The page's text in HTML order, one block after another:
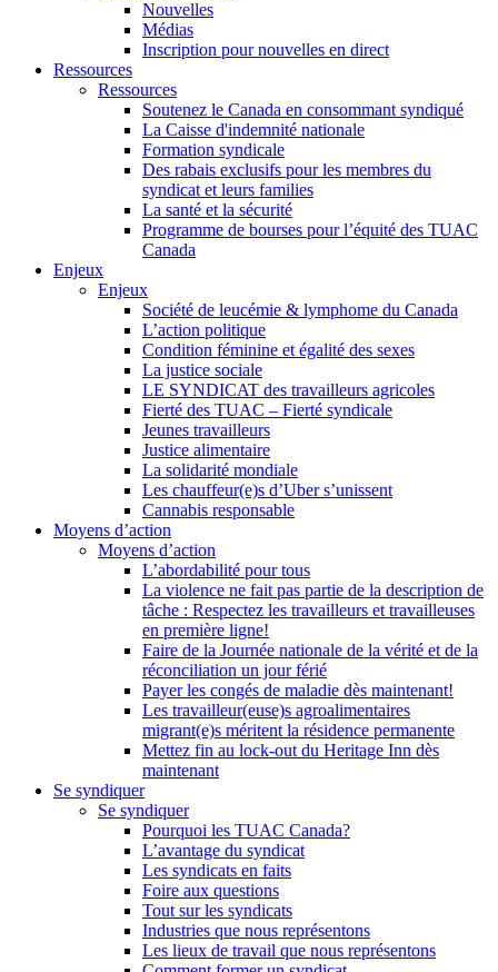
Nouvelles
Médias
Inscription pour nouvelles en direct
Ressources
Ressources
Soutenez le Canada en consommant syndiqué
La Caisse d'indemnité nationale
Formation syndicale
Des rabais exclusifs pour les membres du
syndicat et leurs families
La santé et la sécurité
Programme de bourses pour l’équité des TUAC
Canada
Enjeux
Enjeux
Société de leucémie & lymphome du Canada
L’action politique
Condition féminine et égalité des sexes
La justice sociale
LE SYNDICAT des travailleurs agricoles
Fierté des TUAC – Fierté syndicale
Jeunes travailleurs
Justice alimentaire
La solidarité mondiale
Les chauffeur(e)s d’Uber s’unissent
Cannabis responsable
Moyens d’action
Moyens d’action
L’abordabilité pour tous
La violence ne fait pas partie de la description de
tâche : Respectez les travailleurs et travailleuses
en première ligne!
Faire de la Journée nationale de la vérité et de la
réconciliation un jour férié
Payer les congés de maladie dès maintenant!
Les travailleur(euse)s agroalimentaires
migrant(e)s méritent la résidence permanente
Mettez fin au lock-out du Heritage Inn dès
maintenant
Se syndiquer
Se syndiquer
Pourquoi les TUAC Canada?
L’avantage du syndicat
Les syndicats en faits
Foire aux questions
Tout sur les syndicats
Industries que nous représentons
Les lieux de travail que nous représentons